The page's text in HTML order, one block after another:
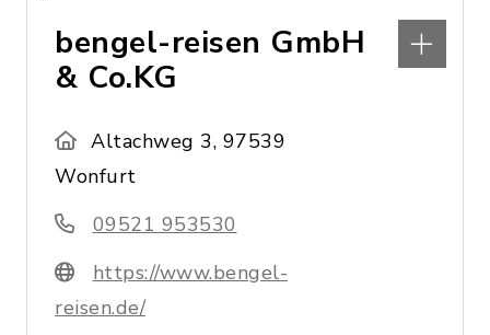
bengel-reisen GmbH
& Co.KG
Altachweg 3, 97539
Wonfurt
09521 953530
https://www.bengel-
reisen.de/